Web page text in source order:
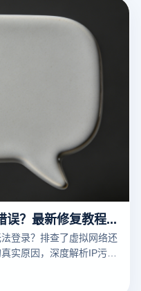
LINE网页版一直显示网络错误？最新修复教程与防封方案
登录？排查了虚拟网络还
实原因，深度解析IP污染
多开浏览器的环境隔离技
账号稳定登录与防关联运